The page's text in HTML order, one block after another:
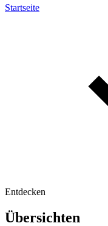
Startseite
Entdecken
Übersichten